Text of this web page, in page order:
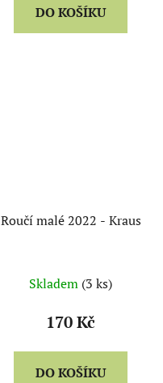
DO KOŠÍKU
Roučí malé 2022 - Kraus
Skladem (3 ks)
170 Kč
DO KOŠÍKU